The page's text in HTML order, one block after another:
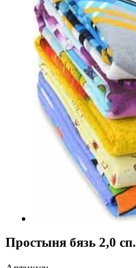
Простыня бязь 2,0 сп.